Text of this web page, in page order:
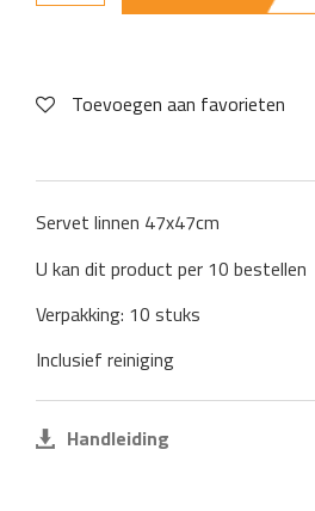
Toevoegen aan favorieten
Servet linnen 47x47cm
U kan dit product per 10 bestellen
Verpakking: 10 stuks
Inclusief reiniging
Handleiding